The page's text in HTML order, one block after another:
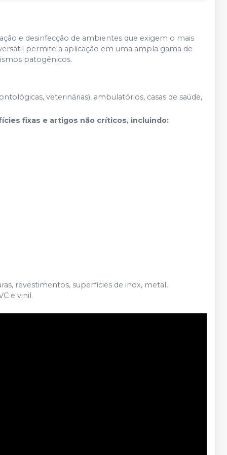
e desinfecção de ambientes que exigem o mais
permite a aplicação em uma ampla gama de
patogênicos.
veterinárias), ambulatórios, casas de saúde,
fixas e artigos não críticos, incluindo:
revestimentos, superfícies de inox, metal,
e vinil.